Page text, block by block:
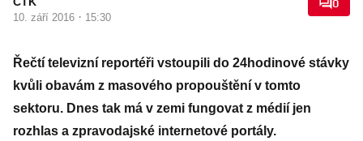
10. září 2016 · 15:30
0
Řečtí televizní reportéři vstoupili do 24hodinové stávky
kvůli obavám z masového propouštění v tomto
sektoru. Dnes tak má v zemi fungovat z médií jen
rozhlas a zpravodajské internetové portály.